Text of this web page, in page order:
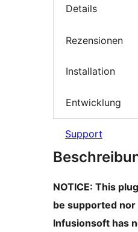
Details
Rezensionen
Installation
Entwicklung
Support
NOTICE: This
be supported nor
Infusionsoft has